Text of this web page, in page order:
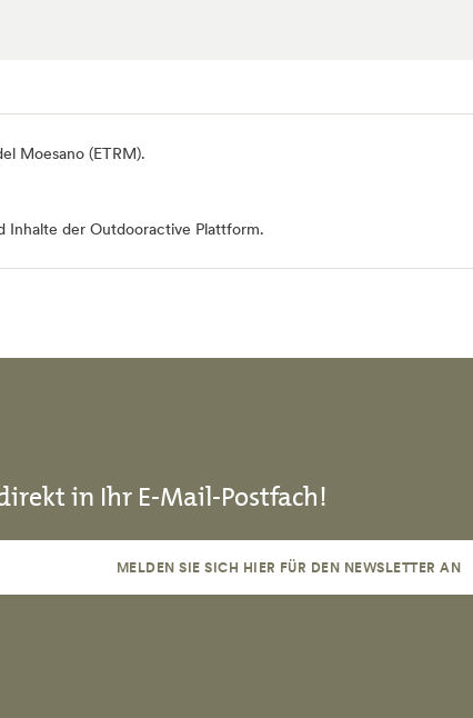
Moesano (ETRM).
Inhalte der Outdooractive Plattform.
in Ihr E-Mail-Postfach!
MELDEN SIE SICH HIER FÜR DEN NEWSLETTER AN